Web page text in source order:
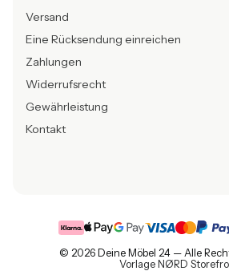
Versand
Eine Rücksendung einreichen
Zahlungen
Widerrufsrecht
Gewährleistung
Kontakt
© 2026 Deine Möbel 24 — Alle
Vorlage NØRD